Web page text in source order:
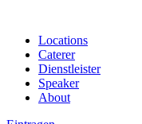
Locations
Caterer
Dienstleister
Speaker
About